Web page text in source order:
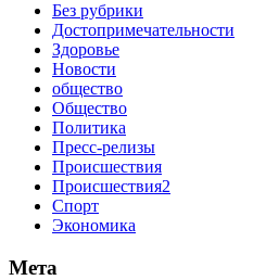
Без рубрики
Достопримечательности
Здоровье
Новости
общество
Общество
Политика
Пресс-релизы
Происшествия
Происшествия2
Спорт
Экономика
Мета